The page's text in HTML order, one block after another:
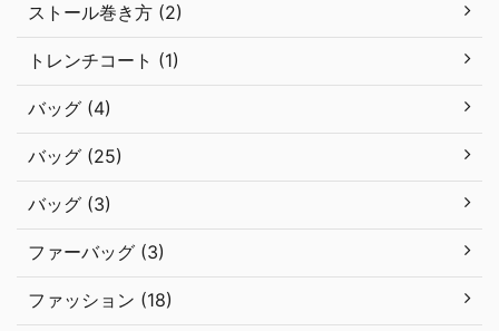
ストール巻き方 (2)
トレンチコート (1)
バッグ (4)
バッグ (25)
バッグ (3)
ファーバッグ (3)
ファッション (18)